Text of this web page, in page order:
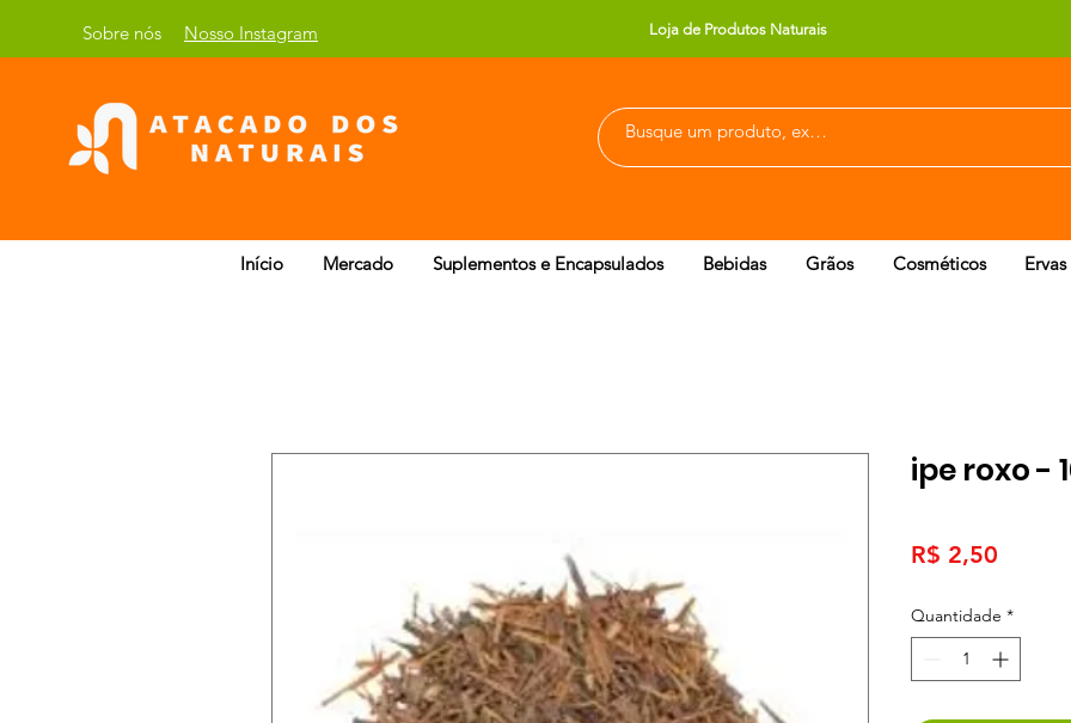
Sobre nós Nosso Instagram Loja de Produtos Naturais
Início Mercado Suplementos e Encapsulados Bebidas Grãos Cosméticos
ipe roxo -
R$ 2,50
Quantidade *